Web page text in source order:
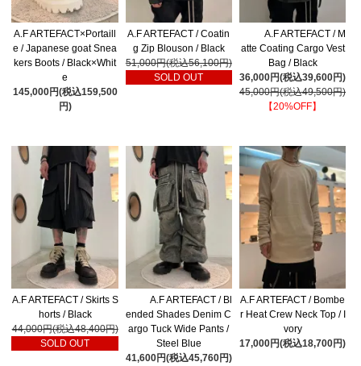
A.F ARTEFACT×Portaill
e / Japanese goat Snea
kers Boots / Black×Whit
e
145,000円(税込159,500
円)
A.F ARTEFACT / Coatin
g Zip Blouson / Black
51,000円(税込56,100円)
SOLD OUT
A.F ARTEFACT / M
atte Coating Cargo Vest
Bag / Black
36,000円(税込39,600円)
45,000円(税込49,500円)
【20%OFF】
A.F ARTEFACT / Skirts S
horts / Black
44,000円(税込48,400円)
SOLD OUT
A.F ARTEFACT / Bl
ended Shades Denim C
argo Tuck Wide Pants /
Steel Blue
41,600円(税込45,760円)
A.F ARTEFACT / Bombe
r Heat Crew Neck Top / I
vory
17,000円(税込18,700円)